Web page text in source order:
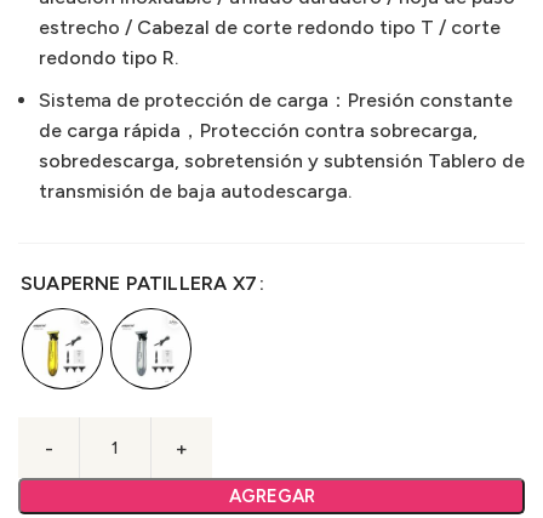
estrecho / Cabezal de corte redondo tipo T / corte
redondo tipo R.
Sistema de protección de carga：Presión constante
de carga rápida，Protección contra sobrecarga,
sobredescarga, sobretensión y subtensión Tablero de
transmisión de baja autodescarga.
SUAPERNE PATILLERA X7
AGREGAR